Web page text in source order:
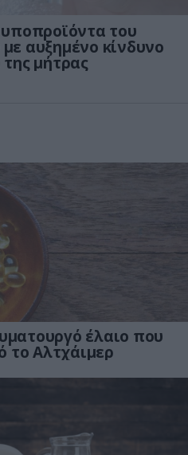
του
αυξημένο κίνδυνο
μήτρας
έλαιο που
το Αλτχάιμερ